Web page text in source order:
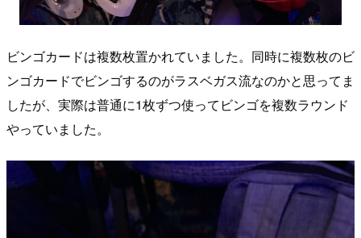
ビンゴカードは複数枚置かれていました。同時に複数枚のビ
ンゴカードでビンゴするのがラスベガス流なのかと思ってま
したが、実際は普通に1枚ずつ使ってビンゴを複数ラウンド
やっていました。